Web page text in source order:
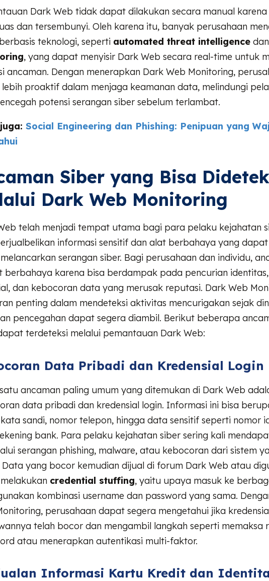
Dark Web tidak dapat dilakukan secara manual
dan tersembunyi. Oleh karena itu, banyak perusahaan
teknologi, seperti automated threat intelligence dan
, yang dapat menyisir Dark Web secara real-time untuk
ancaman. Dengan menerapkan Dark Web Monitoring,
proaktif dalam menjaga keamanan data, melindungi
potensi serangan siber sebelum terlambat.
Social Engineering dan Phishing: Penipuan yang
Siber yang Bisa
Dark Web Monitoring
telah menjadi tempat utama bagi para pelaku kejahatan
informasi sensitif dan alat berbahaya yang
serangan siber. Bagi perusahaan dan individu,
berbahaya karena bisa berdampak pada pencurian
dan kebocoran data yang merusak reputasi. Dark Web
penting dalam mendeteksi aktivitas mencurigakan sejak
pencegahan dapat segera diambil. Berikut beberapa
terdeteksi melalui pemantauan Dark Web:
Data Pribadi dan Kredensial Login
ancaman paling umum yang ditemukan di Dark Web
data pribadi dan kredensial login. Informasi ini bisa
sandi, nomor telepon, hingga data sensitif seperti nomor
bank. Para pelaku kejahatan siber sering kali
serangan phishing, malware, atau kebocoran dari sistem
Data yang bocor kemudian dijual di forum Dark Web atau
credential stuffing, yaitu upaya masuk ke
kombinasi username dan password yang sama.
perusahaan dapat segera mengetahui jika
telah bocor dan mengambil langkah seperti memaksa
atau menerapkan autentikasi multi-faktor.
Informasi Kartu Kredit dan